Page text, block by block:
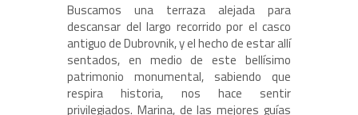
Buscamos una terraza alejada para
descansar del largo recorrido por el casco
antiguo de Dubrovnik, y el hecho de estar allí
sentados, en medio de este bellísimo
patrimonio monumental, sabiendo que
respira historia, nos hace sentir
privilegiados. Marina, de las mejores guías